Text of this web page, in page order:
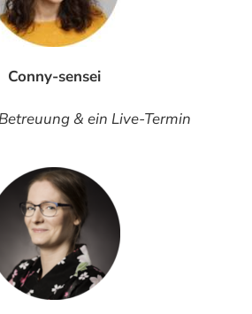
Conny-sensei
& ein Live-Termin